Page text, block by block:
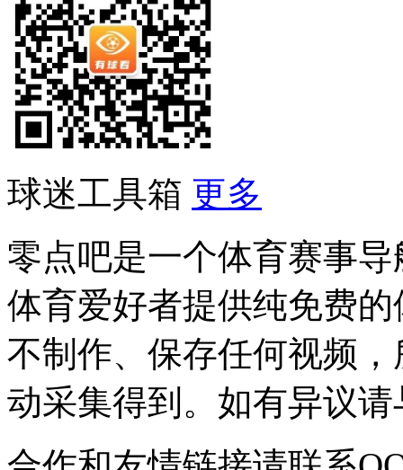
球迷工具箱 更多
零点吧是一个体育赛事
体育爱好者提供纯免费
不制作、保存任何视频
动采集得到。如有异议